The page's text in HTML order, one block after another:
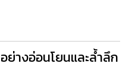
ย่างอ่อนโยนและล้ำลึก